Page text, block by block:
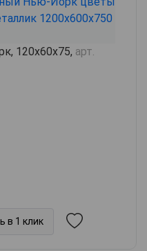
120х60х75, арт.
в 1 клик